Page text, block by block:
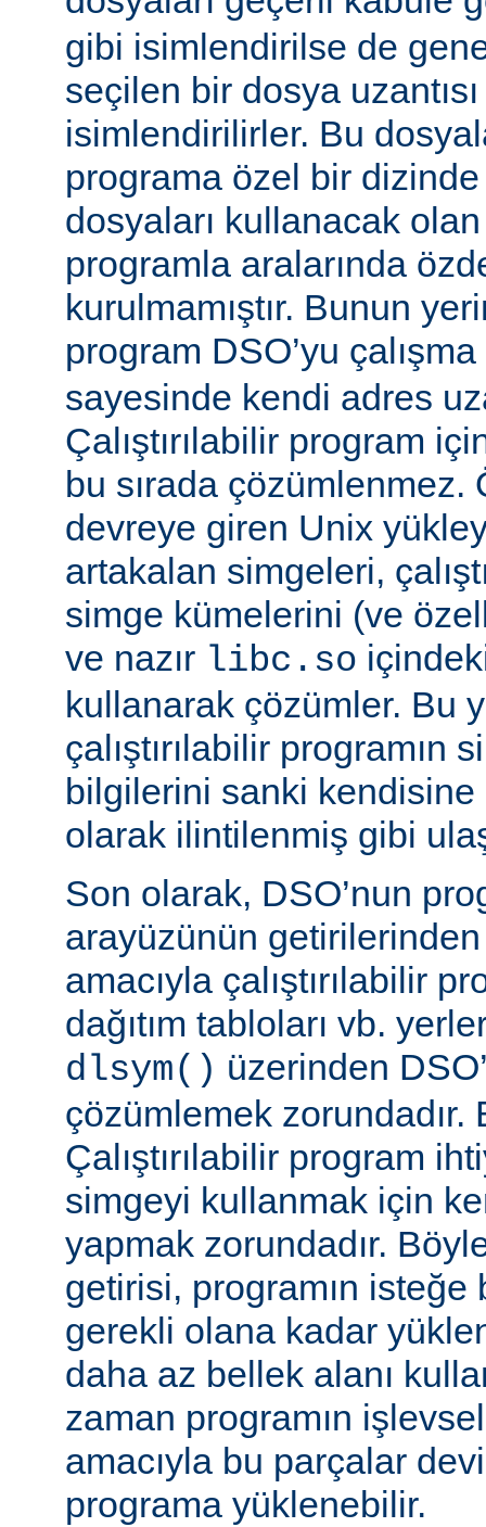
gibi isimlendirilse de
seçilen bir dosya
isimlendirilirler. Bu
programa özel bir
dosyaları kullanacak olan
programla aralarında
kurulmamıştır. Bunun
program DSO’yu
sayesinde kendi adres
Çalıştırılabilir program
bu sırada
devreye giren Unix
artakalan simgeleri,
simge kümelerini (ve
ve nazır libc.so
kullanarak çözümler. Bu
çalıştırılabilir programın
bilgilerini sanki
olarak ilintilenmiş gibi
Son olarak, DSO’nun
arayüzünün
amacıyla çalıştırılabilir
dağıtım tabloları vb.
dlsym() üzerinden
çözümlemek
Çalıştırılabilir program
simgeyi kullanmak için
yapmak zorundadır.
getirisi, programın isteğe
gerekli olana kadar
daha az bellek alanı
zaman programın
amacıyla bu parçalar
programa yüklenebilir.